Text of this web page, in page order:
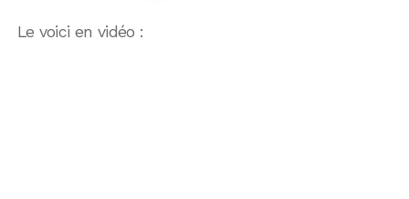
Le voici en vidéo :